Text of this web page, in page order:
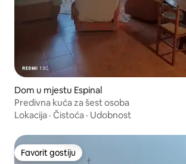
Dom u mjestu Espinal
Predivna kuća za šest osoba
Lokacija · Čistoća · Udobnost
Favorit gostiju
Favorit gostiju